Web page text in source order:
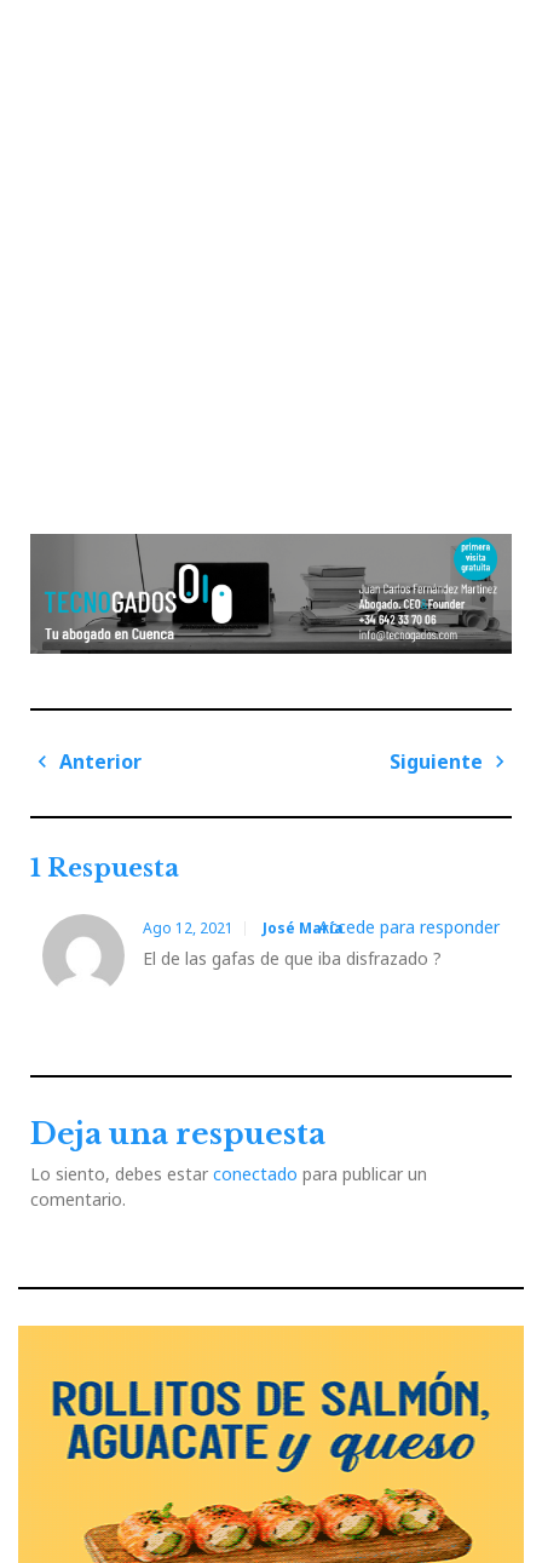
Navegación
entradas
Anterior
Siguiente
1 Respuesta
Ago 12, 2021 José María
El de las gafas de que iba disfrazado ?
Accede para responder
Deja una respuesta
Lo siento, debes estar conectado para publicar un
comentario.